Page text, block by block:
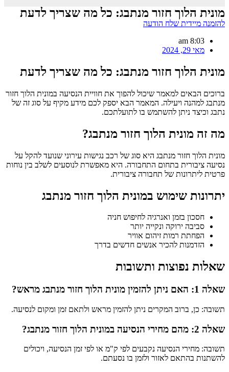
מונית הלוך חזור מנתבג: כל מה שצריך לדעת
להזמנה מיידית שלח הודעה
8:03 am
מאי 29, 2024
מונית הלוך חזור מנתבג: כל מה שצריך לדעת
ברוכים הבאים למאמר שיכול להפוך את חוויית הנסיעה במונית הלוך חזור
מנתבג למהנה ויעילה. המאמר הבא יספק לכם מידע מקיף על סוג זה של
נתבג וכיצד ניתן להשתמש בו לתועלתכם.
מה זה מונית הלוך חזור מנתבג?
מונית הלוך חזור מנתבג היא סוג של רכב נגישות עירוני שנועד להקל על
נסיעה ציבורית בתחום התחבורה. היא מאפשרת לנוסעים לשלב בין נוחות
פרטית ליתרונות של תחבורה ציבורית.
יתרונות שימוש במונית הלוך חזור מנתבג
חסכון בזמן ואנרגיה לחיפוש חניה
סביבה ירוקה ונקייה יותר
הפחתת רמות זיהום אוויר
הזדמנות להכיר אנשים חדשים בדרך
שאלות נפוצות ותשובות
שאלה 1: האם ניתן להזמין מונית הלוך חזור מנתבג מראש?
תשובה: כן, ברוב המקרים ניתן להזמין מראש ולתאם זמן ומקום לנסיעה.
שאלה 2: מהם מחירי הנסיעה במונית הלוך חזור מנתבג?
תשובה: מחירי הנסיעה נקבעים לפי ק"מ או לפי זמן הנסיעה, ויכולים
להשתנות בהתאם לאזור ולזמן בו נסעתם.